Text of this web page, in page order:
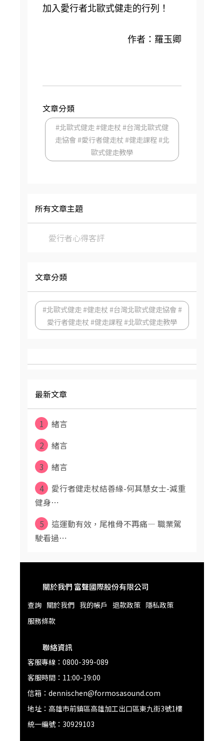
加入愛行者北歐式健走的行列！
作者：羅玉卿
文章分類
#北歐式健走 #健走杖 #台灣北歐式健
走協會 #愛行者健走杖 #健走課程 #北
歐式健走教學
所有文章主題
愛行者心得客評
文章分類
#北歐式健走 #健走杖 #台灣北歐式健走協會 #
愛行者健走杖 #健走課程 #北歐式健走教學
最新文章
1
緒言
2
緒言
3
緒言
4
愛行者健走杖結善緣-何其慧女士-減重
健身⋯
5
這運動有效，尾椎骨不再痛— 職業駕
駛看過⋯
關於我們 富聲國際股份有限公司
查詢 關於我們 我的帳戶 退款政策 隱私政策
服務條款
聯絡資訊
客服專線：0800-399-089
客服時間：11:00-19:00
信箱：dennischen@formosasound.com
地址：高雄市前鎮區高雄加工出口區東九街3號1樓
統一編號：30929103